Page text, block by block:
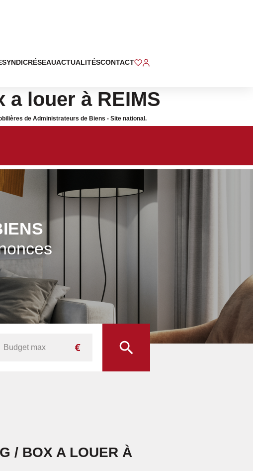
SYNDICRÉSEAUACTUALITÉSCONTACT
louer à REIMS
de Administrateurs de Biens - Site national.
/ BOX A LOUER À